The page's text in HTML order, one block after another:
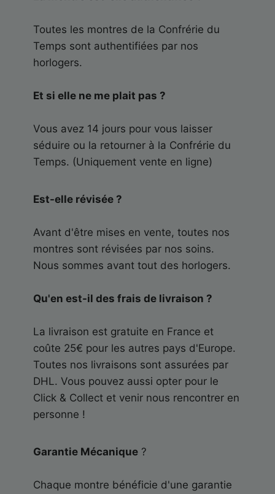
Toutes les montres de la Confrérie du
Temps sont authentifiées par nos
horlogers.
Et si elle ne me plait pas ?
Vous avez 14 jours pour vous laisser
séduire ou la retourner à la Confrérie du
Temps. (Uniquement vente en ligne)
Est-elle révisée ?
Avant d'être mises en vente, toutes nos
montres sont révisées par nos soins.
Nous sommes avant tout des horlogers.
Qu'en est-il des frais de livraison ?
La livraison est gratuite en France et
coûte 25€ pour les autres pays d'Europe.
Toutes nos livraisons sont assurées par
DHL. Vous pouvez aussi opter pour le
Click & Collect et venir nous rencontrer en
personne !
Garantie Mécanique ?
Chaque montre bénéficie d'une garantie